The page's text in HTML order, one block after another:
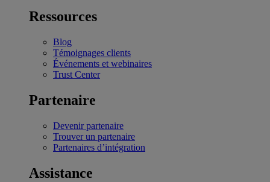
Ressources
Blog
Témoignages clients
Événements et webinaires
Trust Center
Partenaire
Devenir partenaire
Trouver un partenaire
Partenaires d’intégration
Assistance